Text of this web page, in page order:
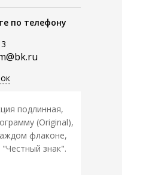
по телефону
подлинная,
(Original),
флаконе,
знак".